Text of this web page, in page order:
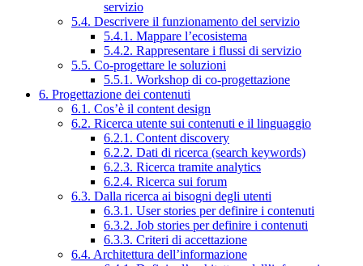
servizio
5.4. Descrivere il funzionamento del servizio
5.4.1. Mappare l’ecosistema
5.4.2. Rappresentare i flussi di servizio
5.5. Co-progettare le soluzioni
5.5.1. Workshop di co-progettazione
6. Progettazione dei contenuti
6.1. Cos’è il content design
6.2. Ricerca utente sui contenuti e il linguaggio
6.2.1. Content discovery
6.2.2. Dati di ricerca (search keywords)
6.2.3. Ricerca tramite analytics
6.2.4. Ricerca sui forum
6.3. Dalla ricerca ai bisogni degli utenti
6.3.1. User stories per definire i contenuti
6.3.2. Job stories per definire i contenuti
6.3.3. Criteri di accettazione
6.4. Architettura dell’informazione